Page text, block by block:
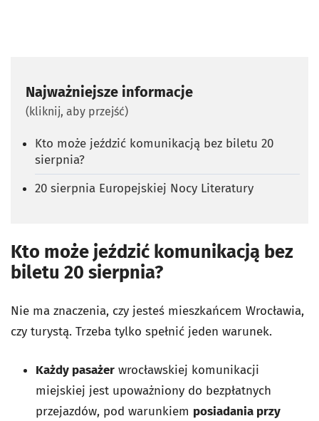
Najważniejsze informacje
(kliknij, aby przejść)
Kto może jeździć komunikacją bez biletu 20
sierpnia?
20 sierpnia Europejskiej Nocy Literatury
Kto może jeździć komunikacją bez
biletu 20 sierpnia?
Nie ma znaczenia, czy jesteś mieszkańcem Wrocławia,
czy turystą. Trzeba tylko spełnić jeden warunek.
Każdy pasażer wrocławskiej komunikacji
miejskiej jest upoważniony do bezpłatnych
przejazdów, pod warunkiem posiadania przy